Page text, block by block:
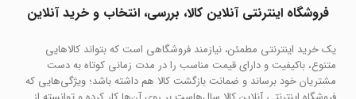
فروشگاه اینترنتی آنلاین کالا، بررسی، انتخاب و خرید آنلاین
یک خرید اینترنتی مطمئن، نیازمند فروشگاهی است که بتواند کالاهایی
متنوع، باکیفیت و دارای قیمت مناسب را در مدت زمانی کوتاه به دست
مشتریان خود برساند و ضمانت بازگشت کالا هم داشته باشد؛ ویژگی‌هایی که